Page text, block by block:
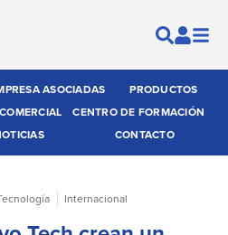
ASOCIADAS
PRODUCTOS
CENTRO DE FORMACIÓN
CONTACTO
Internacional